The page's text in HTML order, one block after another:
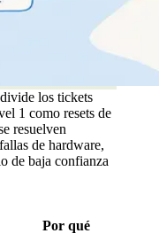
los tickets
1 como resets de
resuelven
de hardware,
de baja confianza
Por qué